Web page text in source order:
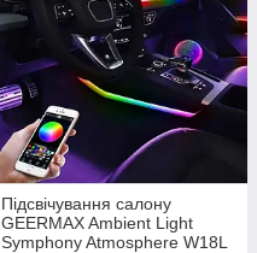
Підсвічування салону
GEERMAX Ambient Light
Symphony Atmosphere W18L